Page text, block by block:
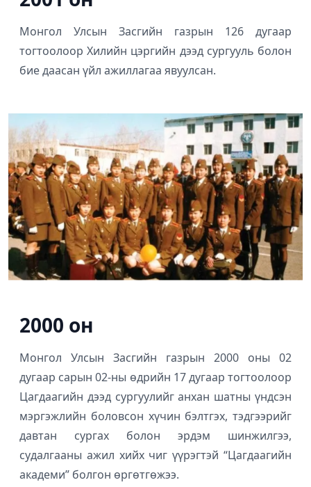
Монгол Улсын Засгийн газрын 126 дугаар
тогтоолоор Хилийн цэргийн дээд сургууль болон
бие даасан үйл ажиллагаа явуулсан.
2000 он
Монгол Улсын Засгийн газрын 2000 оны 02
дугаар сарын 02-ны өдрийн 17 дугаар тогтоолоор
Цагдаагийн дээд сургуулийг анхан шатны үндсэн
мэргэжлийн боловсон хүчин бэлтгэх, тэдгээрийг
давтан сургах болон эрдэм шинжилгээ,
судалгааны ажил хийх чиг үүрэгтэй “Цагдаагийн
академи” болгон өргөтгөжээ.